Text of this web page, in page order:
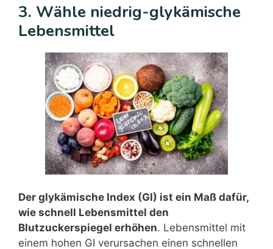
3. Wähle niedrig-glykämische
Lebensmittel
Der glykämische Index (GI) ist ein Maß dafür,
wie schnell Lebensmittel den
Blutzuckerspiegel erhöhen. Lebensmittel mit
einem hohen GI verursachen einen schnellen